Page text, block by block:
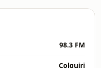
98.3 FM
Colquiri